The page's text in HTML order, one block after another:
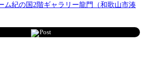
ム紀の国2階ギャラリー龍門（和歌山市湊
Post